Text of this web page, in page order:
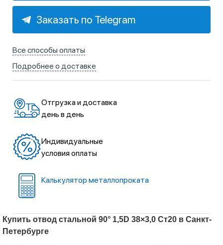
Заказать по Telegram
Все способы оплаты
Подробнее о доставке
Отгрузка и доставка
день в день
Индивидуальные
условия оплаты
Калькулятор металлопроката
Купить отвод стальной 90° 1,5D 38×3,0 Ст20 в Санкт-
Петербурге